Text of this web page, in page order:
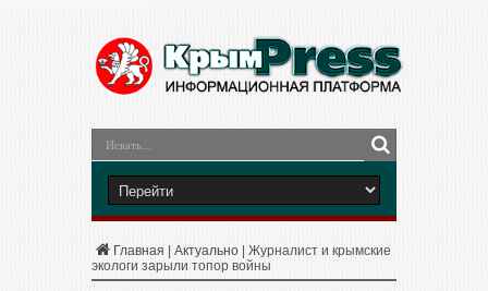
Главная Актуально
Журналист и крымские
экологи зарыли топор войны